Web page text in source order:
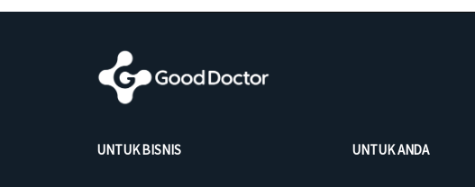
UNTUK BISNIS UNTUK ANDA